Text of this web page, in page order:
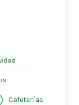
Cafeterías